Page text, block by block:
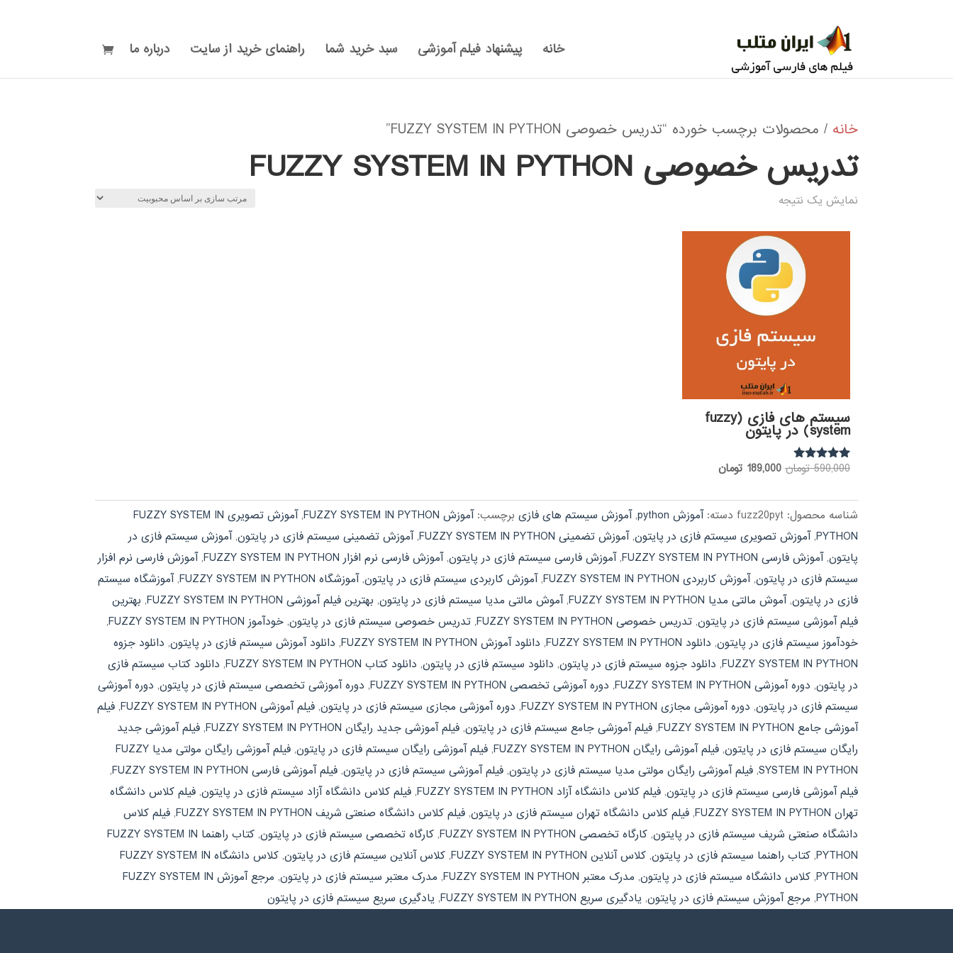
خانه پیشنهاد فیلم آموزشی سبد خرید شما راهنمای خرید از سایت درباره ما
خانه / محصولات برچسب خورده “تدریس خصوصی FUZZY SYSTEM IN PYTHON”
تدریس خصوصی FUZZY SYSTEM IN PYTHON
نمایش یک نتیجه
سیستم های فازی (fuzzy
system) در پایتون
نمره
590,000 تومان قیمت
590,000 تومان
بود.
189,000 تومان
189,000 تومان.
شناسه محصول: fuzz20pyt دسته:آموزش python ,آموزش سیستم های فازی برچسب:آموزش FUZZY SYSTEM IN PYTHON ,
آموزش تصویری FUZZY SYSTEM IN
PYTHON
,آموزش تصویری سیستم فازی در پایتون,آموزش تضمینی FUZZY SYSTEM IN PYTHON ,آموزش تضمینی سیستم فازی در پایتون,آموزش سیستم فازی در
پایتون,آموزش فارسی FUZZY SYSTEM IN PYTHON ,آموزش فارسی سیستم فازی در پایتون,آموزش فارسی نرم افزار FUZZY SYSTEM IN PYTHON ,آموزش فارسی نرم افزار
سیستم فازی در پایتون,آموزش کاربردی FUZZY SYSTEM IN PYTHON ,آموزش کاربردی سیستم فازی در پایتون,آموزشگاه FUZZY SYSTEM IN PYTHON ,آموزشگاه سیستم
فازی در پایتون,آموش مالتی مدیا FUZZY SYSTEM IN PYTHON ,آموش مالتی مدیا سیستم فازی در پایتون, بهترین فیلم آموزشی FUZZY SYSTEM IN PYTHON , بهترین
فیلم آموزشی سیستم فازی در پایتون,تدریس خصوصی FUZZY SYSTEM IN PYTHON ,تدریس خصوصی سیستم فازی در پایتون,خودآموز FUZZY SYSTEM IN PYTHON
,
خودآموز سیستم فازی در پایتون, دانلود FUZZY SYSTEM IN PYTHON , دانلود آموزش FUZZY SYSTEM IN PYTHON , دانلود آموزش سیستم فازی در پایتون, دانلود جزوه
FUZZY SYSTEM IN PYTHON
, دانلود جزوه سیستم فازی در پایتون, دانلود سیستم فازی در پایتون, دانلود کتاب FUZZY SYSTEM IN PYTHON , دانلود کتاب سیستم فازی
در پایتون, دوره آموزشی FUZZY SYSTEM IN PYTHON , دوره آموزشی تخصصی FUZZY SYSTEM IN PYTHON , دوره آموزشی تخصصی سیستم فازی در پایتون, دوره آموزشی
سیستم فازی در پایتون, دوره آموزشی مجازی FUZZY SYSTEM IN PYTHON , دوره آموزشی مجازی سیستم فازی در پایتون,فیلم آموزشی FUZZY SYSTEM IN PYTHON ,فیلم
آموزشی جامع FUZZY SYSTEM IN PYTHON
,فیلم آموزشی جامع سیستم فازی در پایتون,فیلم آموزشی جدید رایگان FUZZY SYSTEM IN PYTHON ,فیلم آموزشی جدید
رایگان سیستم فازی در پایتون,فیلم آموزشی رایگان FUZZY SYSTEM IN PYTHON ,فیلم آموزشی رایگان سیستم فازی در پایتون,
فیلم آموزشی رایگان مولتی مدیا FUZZY
SYSTEM IN PYTHON
,فیلم آموزشی رایگان مولتی مدیا سیستم فازی در پایتون,فیلم آموزشی سیستم فازی در پایتون,فیلم آموزشی فارسی FUZZY SYSTEM IN PYTHON
,
فیلم آموزشی فارسی سیستم فازی در پایتون,فیلم کلاس دانشگاه آزاد FUZZY SYSTEM IN PYTHON ,فیلم کلاس دانشگاه آزاد سیستم فازی در پایتون,فیلم کلاس دانشگاه
تهران FUZZY SYSTEM IN PYTHON
,فیلم کلاس دانشگاه تهران سیستم فازی در پایتون,فیلم کلاس دانشگاه صنعتی شریف FUZZY SYSTEM IN PYTHON ,فیلم کلاس
دانشگاه صنعتی شریف سیستم فازی در پایتون,کارگاه تخصصی FUZZY SYSTEM IN PYTHON ,کارگاه تخصصی سیستم فازی در پایتون,
کتاب راهنما FUZZY SYSTEM IN
PYTHON
,کتاب راهنما سیستم فازی در پایتون,کلاس آنلاین FUZZY SYSTEM IN PYTHON ,کلاس آنلاین سیستم فازی در پایتون,
کلاس دانشگاه FUZZY SYSTEM IN
PYTHON
,کلاس دانشگاه سیستم فازی در پایتون, مدرک معتبر FUZZY SYSTEM IN PYTHON , مدرک معتبر سیستم فازی در پایتون,
مرجع آموزش FUZZY SYSTEM IN
PYTHON
, مرجع آموزش سیستم فازی در پایتون, یادگیری سریع FUZZY SYSTEM IN PYTHON , یادگیری سریع سیستم فازی در پایتون